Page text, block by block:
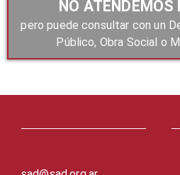
NO ATENDEMOS
pero puede consultar con un
Público, Obra Social o